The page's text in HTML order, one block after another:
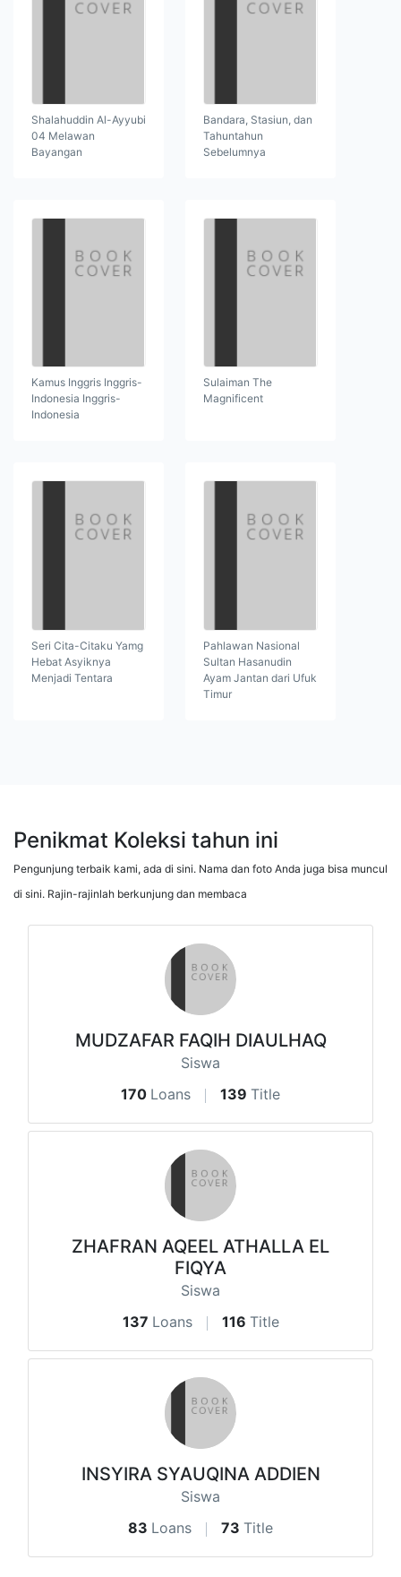
Shalahuddin Al-Ayyubi
04 Melawan
Bayangan
Bandara, Stasiun, dan
Tahuntahun
Sebelumnya
Kamus Inggris Inggris-
Indonesia Inggris-
Indonesia
Sulaiman The
Magnificent
Seri Cita-Citaku Yamg
Hebat Asyiknya
Menjadi Tentara
Pahlawan Nasional
Sultan Hasanudin
Ayam Jantan dari Ufuk
Timur
Penikmat Koleksi tahun ini
Pengunjung terbaik kami, ada di sini. Nama dan foto Anda juga bisa muncul
di sini. Rajin-rajinlah berkunjung dan membaca
MUDZAFAR FAQIH DIAULHAQ
Siswa
170 Loans 139 Title
ZHAFRAN AQEEL ATHALLA EL
FIQYA
Siswa
137 Loans 116 Title
INSYIRA SYAUQINA ADDIEN
Siswa
83 Loans 73 Title